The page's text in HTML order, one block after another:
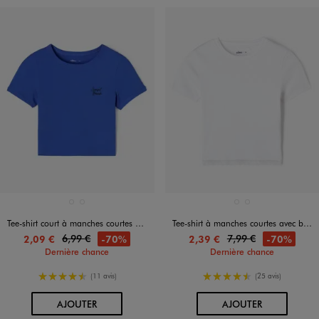
Tee-shirt court à manches courtes fille
2,09 € 6,99 € -70%
Dernière chance
4.5/5 de moyenne
(11 avis)
AJOUTERAU PANIER
Tee-shirt à manches courtes avec bas en dentelle fille
2,39 € 7,99 € -70%
Dernière chance
4.5/5 de moyenne
(25 avis)
AJOUTERAU PANIER